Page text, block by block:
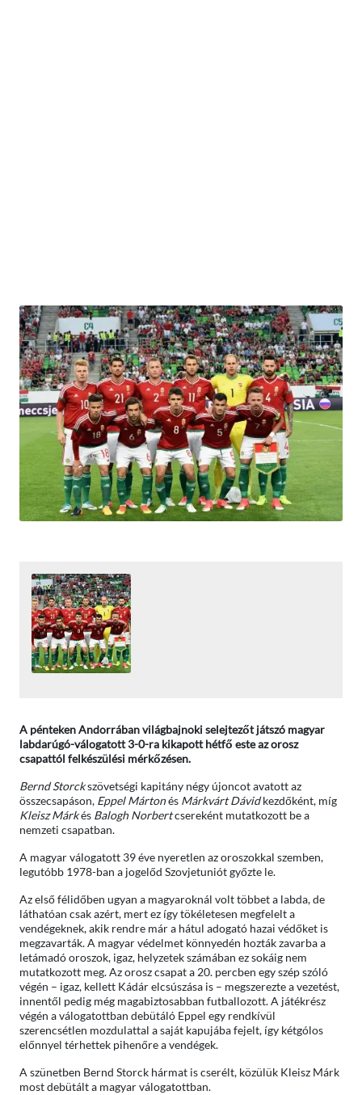
A pénteken Andorrában világbajnoki selejtezőt játszó magyar
labdarúgó-válogatott 3-0-ra kikapott hétfő este az orosz
csapattól felkészülési mérkőzésen.
Bernd Storckszövetségi kapitány négy újoncot avatott az
összecsapáson, Eppel Mártonés Márkvárt Dávidkezdőként, míg
Kleisz Márkés Balogh Norbertcsereként mutatkozott be a
nemzeti csapatban.
A magyar válogatott 39 éve nyeretlen az oroszokkal szemben,
legutóbb 1978-ban a jogelőd Szovjetuniót győzte le.
Az első félidőben ugyan a magyaroknál volt többet a labda, de
láthatóan csak azért, mert ez így tökéletesen megfelelt a
vendégeknek, akik rendre már a hátul adogató hazai védőket is
megzavarták. A magyar védelmet könnyedén hozták zavarba a
letámadó oroszok, igaz, helyzetek számában ez sokáig nem
mutatkozott meg. Az orosz csapat a 20. percben egy szép szóló
végén – igaz, kellett Kádár elcsúszása is – megszerezte a vezetést,
innentől pedig még magabiztosabban futballozott. A játékrész
végén a válogatottban debütáló Eppel egy rendkívül
szerencsétlen mozdulattal a saját kapujába fejelt, így kétgólos
előnnyel térhettek pihenőre a vendégek.
A szünetben Bernd Storck hármat is cserélt, közülük Kleisz Márk
most debütált a magyar válogatottban.